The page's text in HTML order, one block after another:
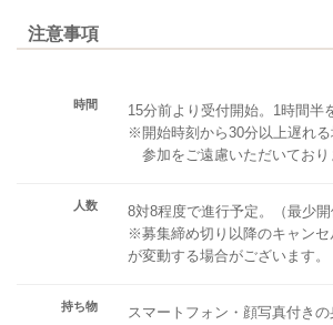
注意事項
時間
15分前より受付開始。1時間半
※開始時刻から30分以上遅れる
参加をご遠慮いただいており
人数
8対8程度で進行予定。（最少開
※募集締め切り以降のキャン
が変動する場合がございます。
持ち物
スマートフォン・顔写真付き